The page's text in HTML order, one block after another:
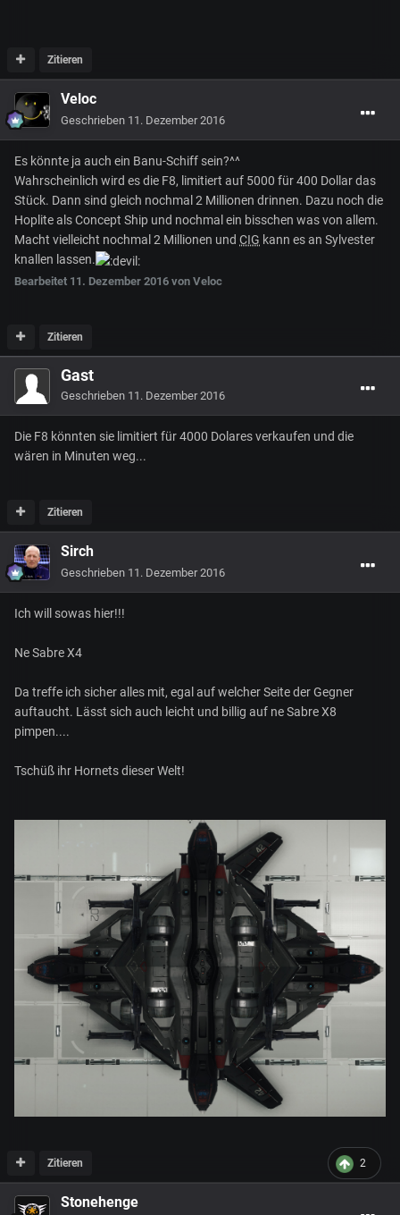
Zitieren
Veloc
Geschrieben 11. Dezember 2016
Es könnte ja auch ein Banu-Schiff sein?^^
Wahrscheinlich wird es die F8, limitiert auf 5000 für 400 Dollar das
Stück. Dann sind gleich nochmal 2 Millionen drinnen. Dazu noch die
Hoplite als Concept Ship und nochmal ein bisschen was von allem.
Macht vielleicht nochmal 2 Millionen und CIG kann es an Sylvester
knallen lassen.
Bearbeitet 11. Dezember 2016 von Veloc
Zitieren
Gast
Geschrieben 11. Dezember 2016
Die F8 könnten sie limitiert für 4000 Dolares verkaufen und die
wären in Minuten weg...
Zitieren
Sirch
Geschrieben 11. Dezember 2016
Ich will sowas hier!!!
Ne Sabre X4
Da treffe ich sicher alles mit, egal auf welcher Seite der Gegner
auftaucht. Lässt sich auch leicht und billig auf ne Sabre X8
pimpen....
Tschüß ihr Hornets dieser Welt!
2
Zitieren
Stonehenge